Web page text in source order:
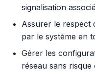
signalisation
Assurer le respect
par le système en
Gérer les
réseau sans risque